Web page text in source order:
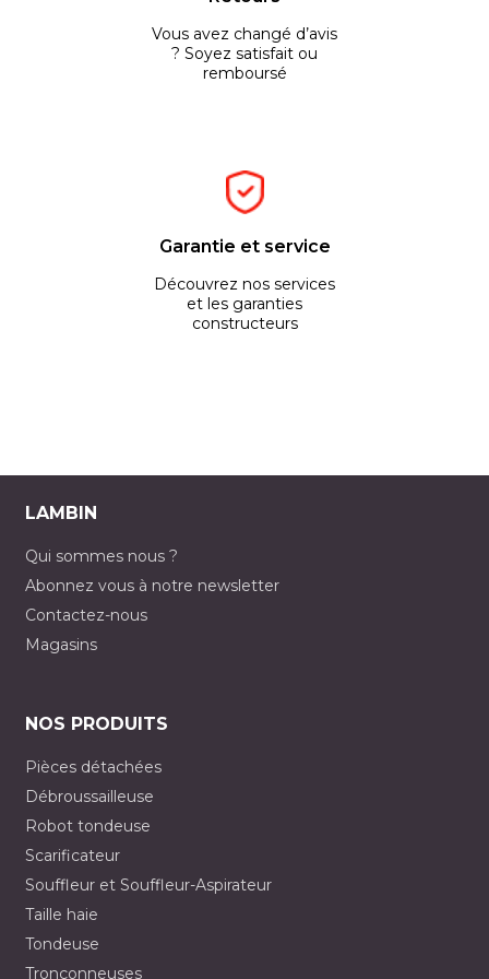
Vous avez changé d’avis
? Soyez satisfait ou
remboursé
Garantie et service
Découvrez nos services
et les garanties
constructeurs
LAMBIN
Qui sommes nous ?
Abonnez vous à notre newsletter
Contactez-nous
Magasins
NOS PRODUITS
Pièces détachées
Débroussailleuse
Robot tondeuse
Scarificateur
Souffleur et Souffleur-Aspirateur
Taille haie
Tondeuse
Tronçonneuses